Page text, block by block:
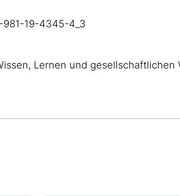
981-19-4345-4_3
Lernen und gesellschaftlichen